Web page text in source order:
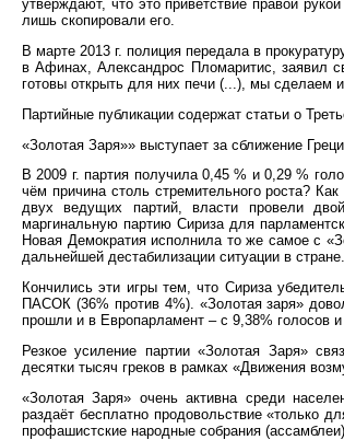
утверждают, что это приветствие правой
лишь скопировали его.
В марте 2013 г. полиция передала в
в Афинах, Александрос Пломаритис, заявил
готовы открыть для них печи (...), мы сделаем
Партийные публикации содержат статьи о
«Золотая Заря»» выступает за сближение
В 2009 г. партия получила 0,45 % и 0,29 %
чём причина столь стремительного роста?
двух ведущих партий, власти провели
маргинальную партию Сириза для
Новая Демократия исполнила то же самое с
дальнейшей дестабилизации ситуации в стране.
Кончились эти игры тем, что Сириза
ПАСОК (36% против 4%). «Золотая заря»
прошли и в Европарламент – с 9,38% голосов
Резкое усиление партии «Золотая Заря»
десятки тысяч греков в рамках «Движения
«Золотая Заря» очень активна среди
раздаёт бесплатно продовольствие «только
профашистские народные собрания